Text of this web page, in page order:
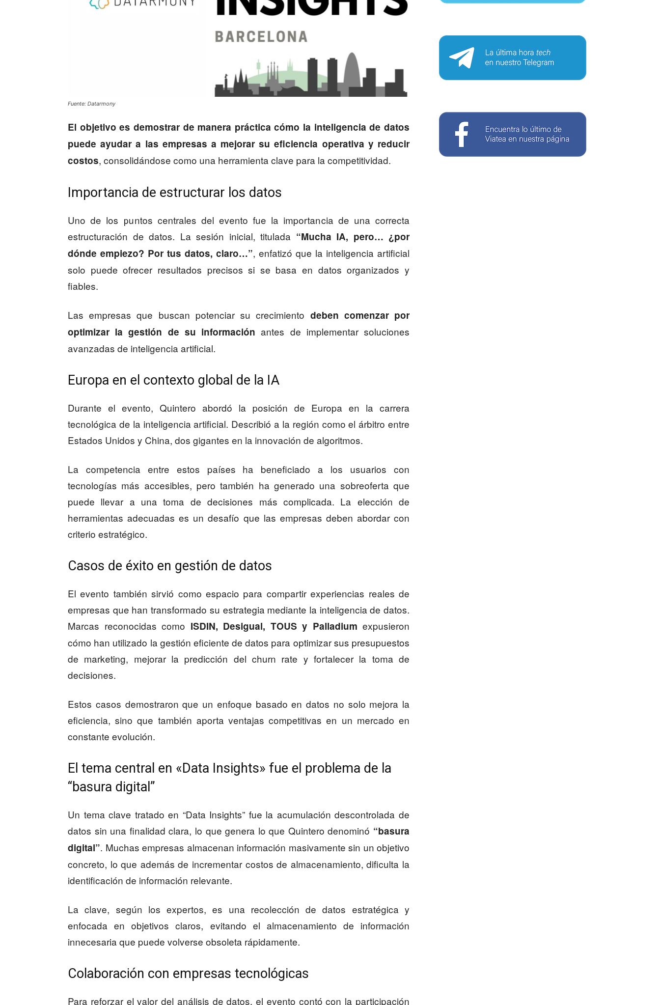
Fuente: Datarmony
El objetivo es demostrar de manera práctica cómo la inteligencia de datos
puede ayudar a las empresas a mejorar su eficiencia operativa y reducir
costos, consolidándose como una herramienta clave para la competitividad.
Importancia de estructurar los datos
Uno de los puntos centrales del evento fue la importancia de una correcta
estructuración de datos. La sesión inicial, titulada “Mucha IA, pero… ¿por
dónde empiezo? Por tus datos, claro…”, enfatizó que la inteligencia artificial
solo puede ofrecer resultados precisos si se basa en datos organizados y
fiables.
Las empresas que buscan potenciar su crecimiento deben comenzar por
optimizar la gestión de su información antes de implementar soluciones
avanzadas de inteligencia artificial.
Europa en el contexto global de la IA
Durante el evento, Quintero abordó la posición de Europa en la carrera
tecnológica de la inteligencia artificial. Describió a la región como el árbitro entre
Estados Unidos y China, dos gigantes en la innovación de algoritmos.
La competencia entre estos países ha beneficiado a los usuarios con
tecnologías más accesibles, pero también ha generado una sobreoferta que
puede llevar a una toma de decisiones más complicada. La elección de
herramientas adecuadas es un desafío que las empresas deben abordar con
criterio estratégico.
Casos de éxito en gestión de datos
El evento también sirvió como espacio para compartir experiencias reales de
empresas que han transformado su estrategia mediante la inteligencia de datos.
Marcas reconocidas como ISDIN, Desigual, TOUS y Palladium expusieron
cómo han utilizado la gestión eficiente de datos para optimizar sus presupuestos
de marketing, mejorar la predicción del churn rate y fortalecer la toma de
decisiones.
Estos casos demostraron que un enfoque basado en datos no solo mejora la
eficiencia, sino que también aporta ventajas competitivas en un mercado en
constante evolución.
El tema central en «Data Insights» fue el problema de la
“basura digital”
Un tema clave tratado en “Data Insights” fue la acumulación descontrolada de
datos sin una finalidad clara, lo que genera lo que Quintero denominó “basura
digital”. Muchas empresas almacenan información masivamente sin un objetivo
concreto, lo que además de incrementar costos de almacenamiento, dificulta la
identificación de información relevante.
La clave, según los expertos, es una recolección de datos estratégica y
enfocada en objetivos claros, evitando el almacenamiento de información
innecesaria que puede volverse obsoleta rápidamente.
Colaboración con empresas tecnológicas
Para reforzar el valor del análisis de datos, el evento contó con la participación